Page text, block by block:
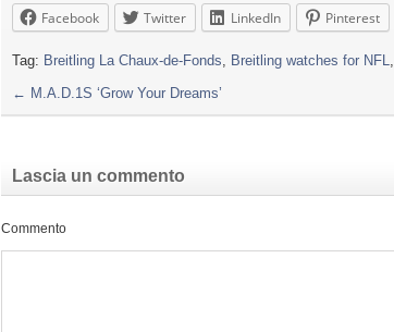
Facebook Twitter LinkedIn Pinterest
Tag: Breitling La Chaux-de-Fonds, Breitling watches for NFL,
← M.A.D.1S ‘Grow Your Dreams’
Lascia un commento
Commento